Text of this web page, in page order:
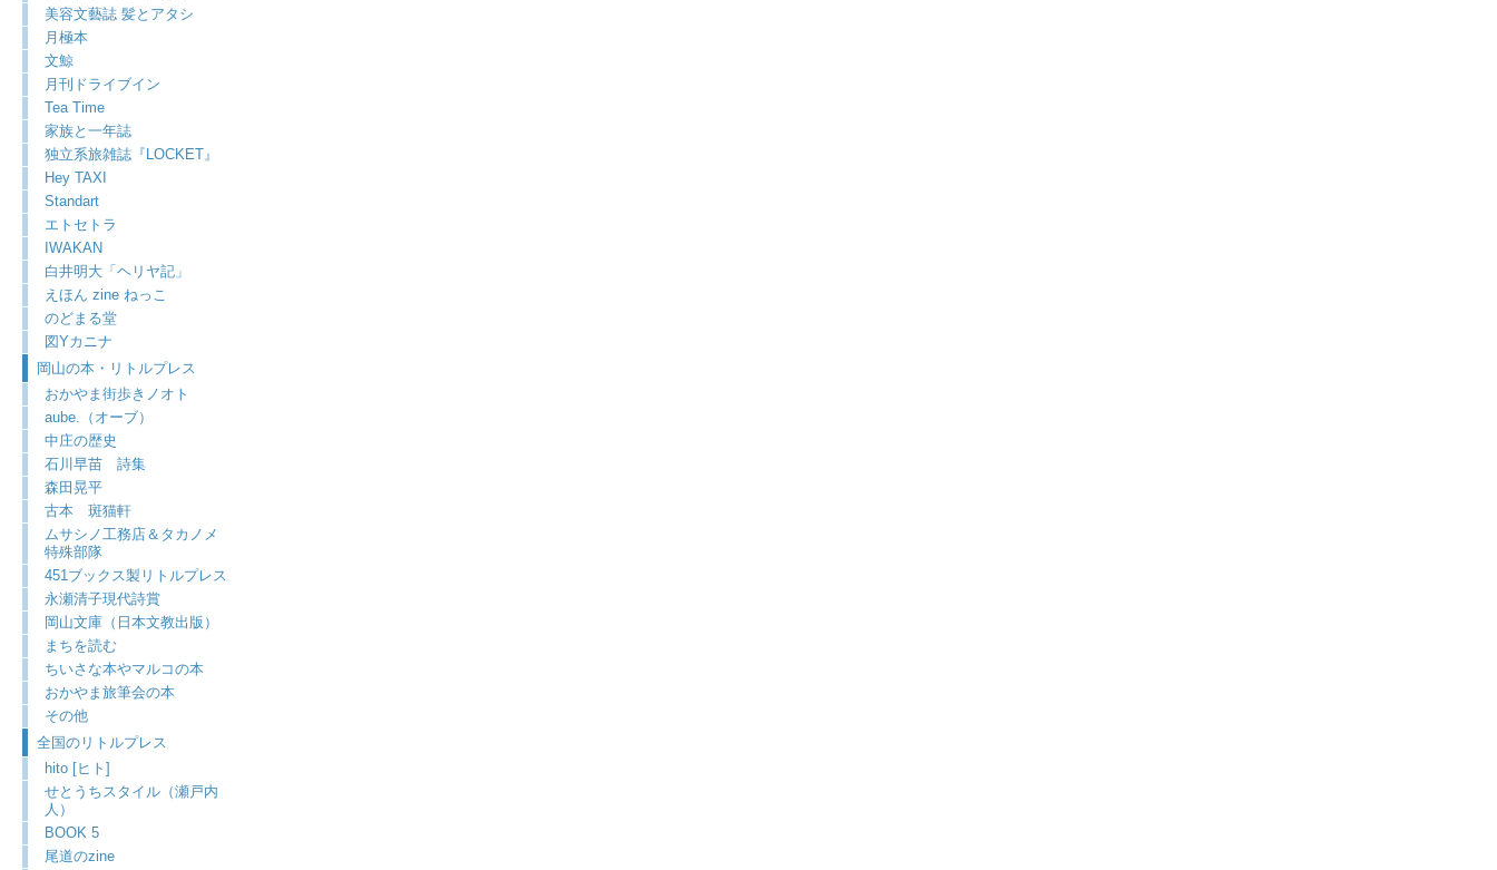
美容文藝誌 髪とアタシ
月極本
文鯨
月刊ドライブイン
Tea Time
家族と一年誌
独立系旅雑誌『LOCKET』
Hey TAXI
Standart
エトセトラ
IWAKAN
白井明大「ヘリヤ記」
えほん zine ねっこ
のどまる堂
図Yカニナ
岡山の本・リトルプレス
おかやま街歩きノオト
aube.（オーブ）
中庄の歴史
石川早苗 詩集
森田晃平
古本 斑猫軒
ムサシノ工務店＆タカノメ
特殊部隊
451ブックス製リトルプレス
永瀬清子現代詩賞
岡山文庫（日本文教出版）
まちを読む
ちいさな本やマルコの本
おかやま旅筆会の本
その他
全国のリトルプレス
hito [ヒト]
せとうちスタイル（瀬戸内
人）
BOOK 5
尾道のzine